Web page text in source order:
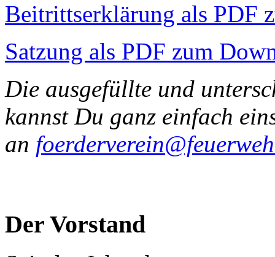
Beitrittserklärung als PDF
Satzung als PDF zum
Die ausgefüllte und
kannst Du ganz einfach
an
Der Vorstand